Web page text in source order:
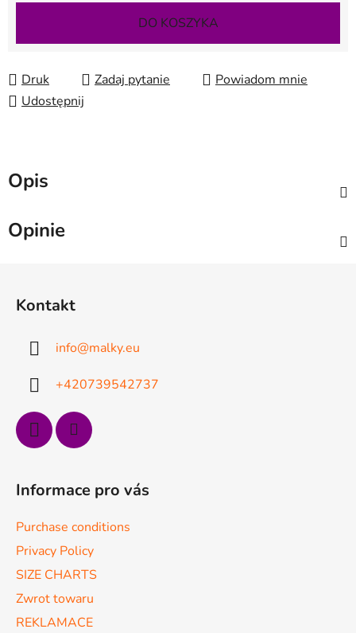
DO KOSZYKA
Druk Zadaj pytanie
Powiadom mnie
Udostępnij
Opis
Opinie
Kontakt
info@malky.eu
+420739542737
Informace pro vás
Purchase conditions
Privacy Policy
SIZE CHARTS
Zwrot towaru
REKLAMACE